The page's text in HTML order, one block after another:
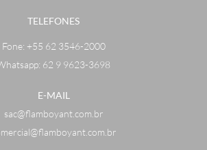
TELEFONES
Fone: +55 62 3546-2000
62 9 9623-3698
E-MAIL
sac@flamboyant.com.br